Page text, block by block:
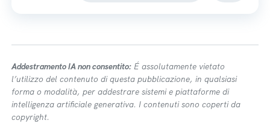
Addestramento IA non consentito: É assolutamente vietato
l’utilizzo del contenuto di questa pubblicazione, in qualsiasi
forma o modalità, per addestrare sistemi e piattaforme di
intelligenza artificiale generativa. I contenuti sono coperti da
copyright.